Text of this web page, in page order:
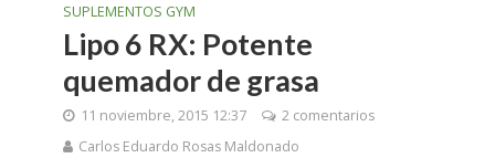
SUPLEMENTOS GYM
Lipo 6 RX: Potente
quemador de grasa
11 noviembre, 2015 12:37
2 comentarios
Carlos Eduardo Rosas Maldonado